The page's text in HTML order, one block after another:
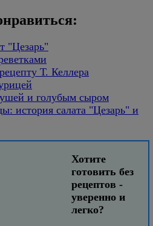
"Цезарь"
Т. Келлера
и голубым сыром
история салата "Цезарь" и
Хотите
готовить без
рецептов -
уверенно и
легко?